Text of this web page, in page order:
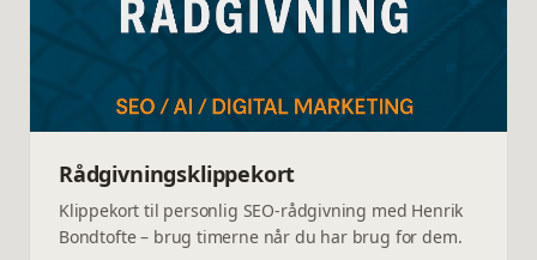
Rådgivningsklippekort
Klippekort til personlig SEO-rådgivning med Henrik
Bondtofte – brug timerne når du har brug for dem.